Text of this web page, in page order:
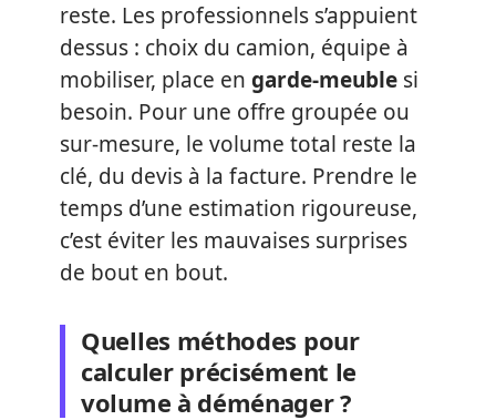
reste. Les professionnels s’appuient
dessus : choix du camion, équipe à
mobiliser, place en garde-meuble si
besoin. Pour une offre groupée ou
sur-mesure, le volume total reste la
clé, du devis à la facture. Prendre le
temps d’une estimation rigoureuse,
c’est éviter les mauvaises surprises
de bout en bout.
Quelles méthodes pour
calculer précisément le
volume à déménager ?